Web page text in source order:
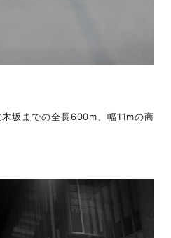
坂までの全長600m、幅11mの商